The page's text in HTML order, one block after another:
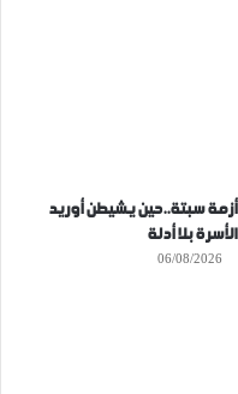
أزمة سبتة..حين يشيطن أوريد
الأسرة بلا أدلة
06/08/2026